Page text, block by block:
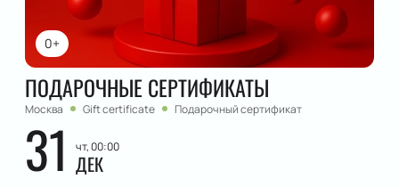
0+
ПОДАРОЧНЫЕ СЕРТИФИКАТЫ
Москва Gift certificate Подарочный сертификат
31 чт, 00:00
ДЕК